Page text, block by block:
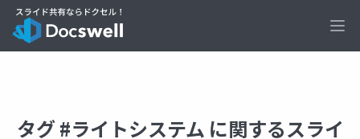
タグ #ライトシステム に関するスライ